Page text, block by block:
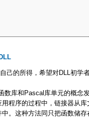
己的所得，希望对DLL初学
数库和Pascal库单元的概念
程序的过程中，链接器从
。这种方法同只把函数储